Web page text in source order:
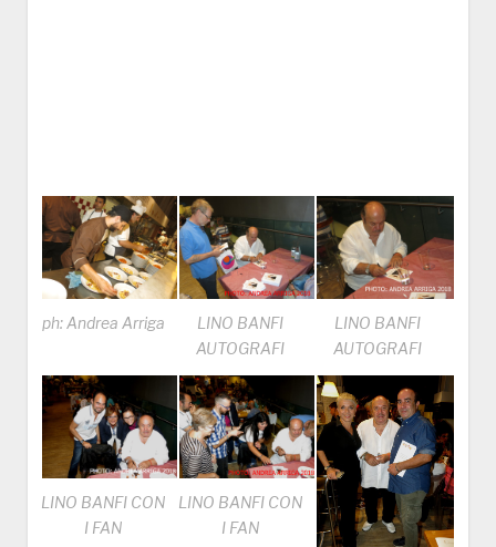
ph: Andrea Arriga
LINO BANFI
AUTOGRAFI
LINO BANFI
AUTOGRAFI
LINO BANFI CON
I FAN
LINO BANFI CON
I FAN